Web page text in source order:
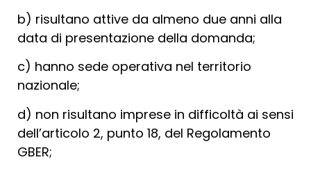
b) risultano attive da almeno due anni alla
data di presentazione della domanda;
c) hanno sede operativa nel territorio
nazionale;
d) non risultano imprese in difficoltà ai sensi
dell’articolo 2, punto 18, del Regolamento
GBER;